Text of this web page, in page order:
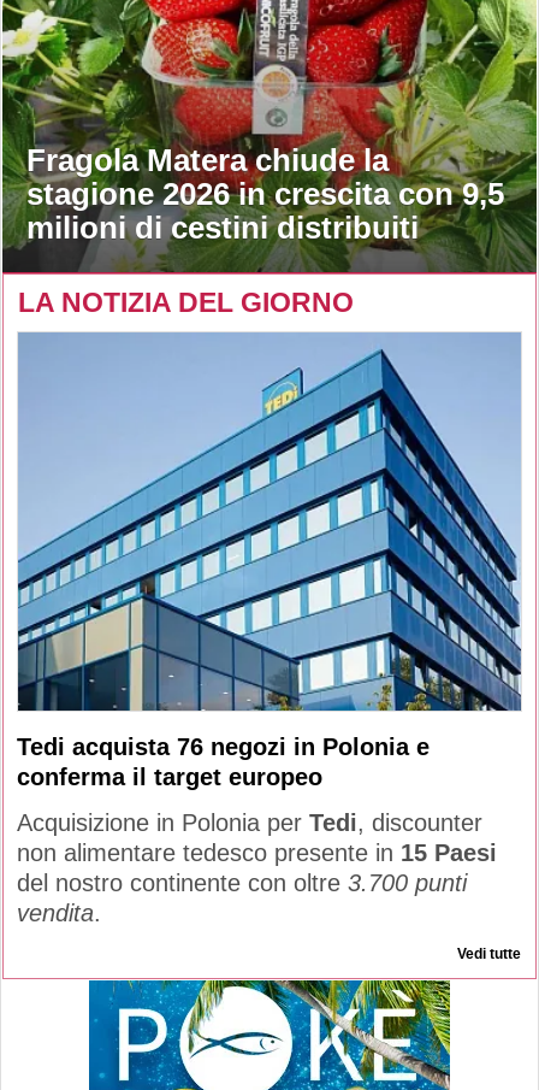
Fragola Matera chiude la
stagione 2026 in crescita con 9,5
milioni di cestini distribuiti
LA NOTIZIA DEL GIORNO
Tedi acquista 76 negozi in Polonia e
conferma il target europeo
Acquisizione in Polonia per Tedi, discounter
non alimentare tedesco presente in 15 Paesi
del nostro continente con oltre 3.700 punti
vendita.
Vedi tutte